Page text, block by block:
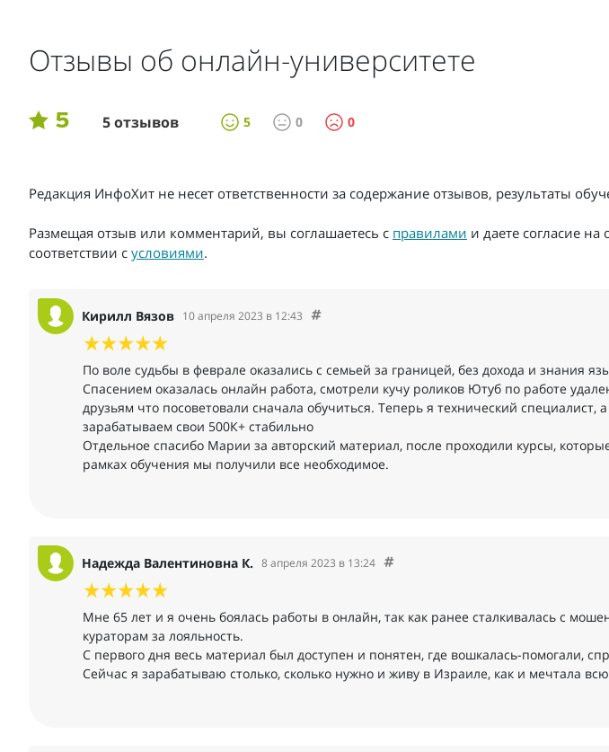
Отзывы об онлайн-университете
5 5 отзывов 5 0 0
Редакция ИнфоХит не несет ответственности за содержание отзывов, результаты
Размещая отзыв или комментарий, вы соглашаетесь с правилами и даете согласие
соответствии с условиями.
Кирилл Вязов 10 апреля 2023 в 12:43
По воле судьбы в феврале оказались с семьей за границей, без дохода и знания
Спасением оказалась онлайн работа, смотрели кучу роликов Ютуб по работе
друзьям что посоветовали сначала обучиться. Теперь я технический
зарабатываем свои 500К+ стабильно
Отдельное спасибо Марии за авторский материал, после проходили курсы,
рамках обучения мы получили все необходимое.
Надежда Валентиновна К. 8 апреля 2023 в 13:24
Мне 65 лет и я очень боялась работы в онлайн, так как ранее сталкивалась с
кураторам за лояльность.
С первого дня весь материал был доступен и понятен, где вошкалась-помогали,
Сейчас я зарабатываю столько, сколько нужно и живу в Израиле, как и мечтала